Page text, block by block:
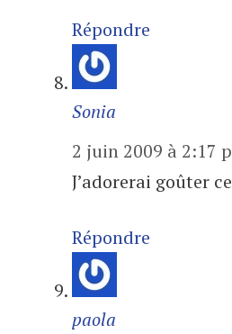
Répondre
Sonia
2 juin 2009 à 2:17
J’adorerai goûter
Répondre
paola